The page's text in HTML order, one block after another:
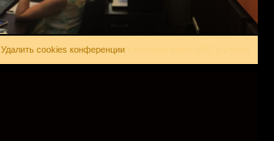
Удалить cookies конференции